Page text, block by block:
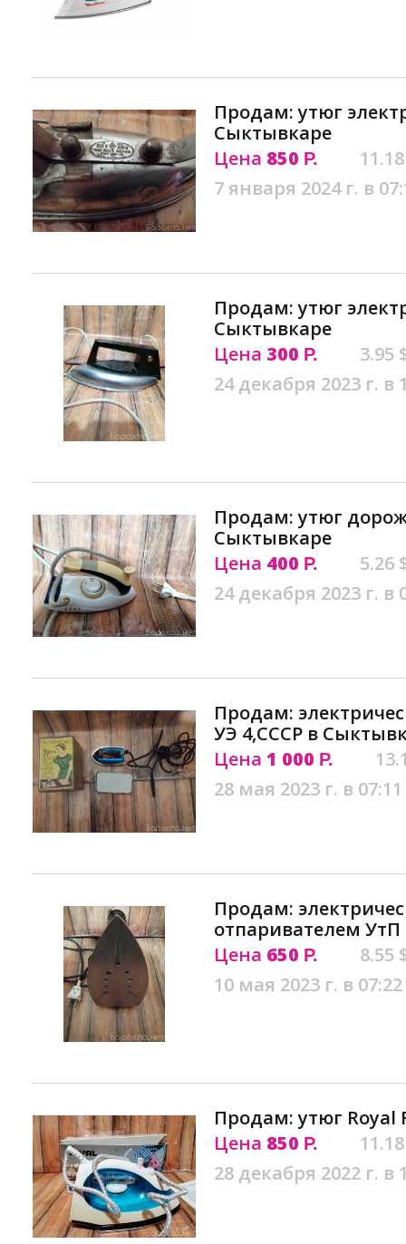
Продам: утюг
Сыктывкаре
Цена 850 Р.
7 января 2024 г. в
Продам: утюг
Сыктывкаре
Цена 300 Р.
3.95
24 декабря 2023 г. в
Продам: утюг
Сыктывкаре
Цена 400 Р.
5.26
24 декабря 2023 г. в
Продам:
УЭ 4,СССР в
Цена 1 000 Р.
28 мая 2023 г. в 07:11
Продам:
отпаривателем
Цена 650 Р.
8.55
10 мая 2023 г. в 07:22
Продам: утюг Royal
Цена 850 Р.
28 декабря 2022 г. в